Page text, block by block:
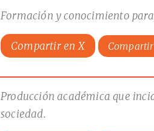
Formación y conocimiento
Compartir en X
Producción académica que
sociedad.